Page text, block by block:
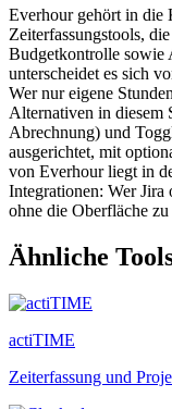
Everhour gehört in die
Zeiterfassungstools,
Budgetkontrolle sowie
unterscheidet es sich
Wer nur eigene
Alternativen in diesem
Abrechnung) und
ausgerichtet, mit
von Everhour liegt in
Integrationen: Wer Jira
ohne die Oberfläche zu
Ähnliche
actiTIME
Zeiterfassung und